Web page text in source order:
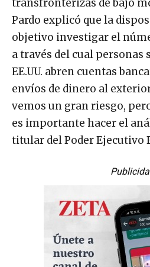
transfronterizas de bajo
Pardo explicó que la
objetivo investigar el
a través del cual personas
EE.UU. abren cuentas
envíos de dinero al
vemos un gran riesgo,
es importante hacer el
titular del Poder Ejecutivo